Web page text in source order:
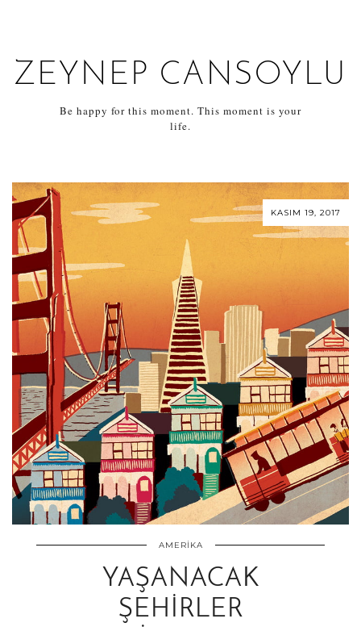
ZEYNEP CANSOYLU
Be happy for this moment. This moment is your
life.
KASIM 19, 2017
AMERIKA
YAŞANACAK
ŞEHIRLER